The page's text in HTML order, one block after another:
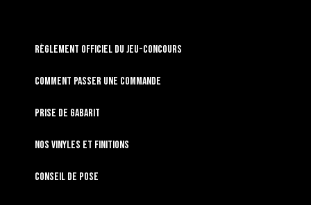
RÈGLEMENT OFFICIEL DU JEU-CONCOURS
Comment passer une commande
Prise de gabarit
Nos vinyles et finitions
Conseil de pose